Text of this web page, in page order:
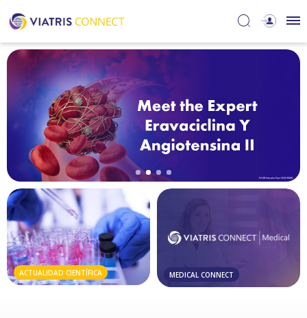
ACTUALIDAD CIENTÍFICA MEDICAL CONNECT